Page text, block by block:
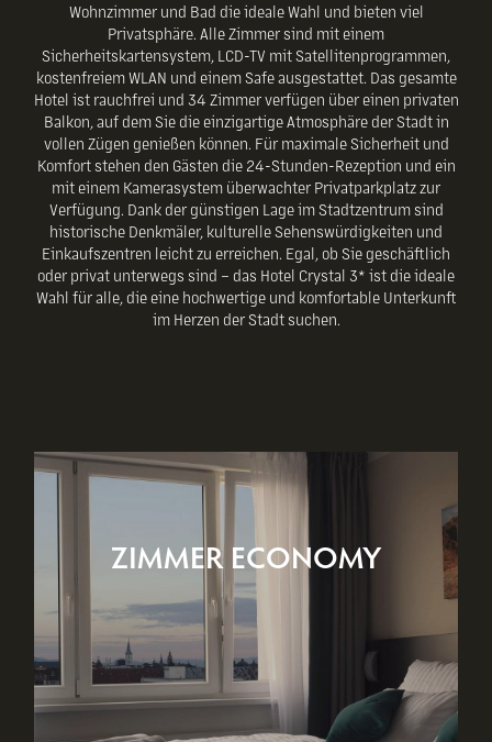
Wohnzimmer und Bad die ideale Wahl und bieten viel
Privatsphäre. Alle Zimmer sind mit einem
Sicherheitskartensystem, LCD-TV mit Satellitenprogrammen,
kostenfreiem WLAN und einem Safe ausgestattet. Das gesamte
Hotel ist rauchfrei und 34 Zimmer verfügen über einen privaten
Balkon, auf dem Sie die einzigartige Atmosphäre der Stadt in
vollen Zügen genießen können. Für maximale Sicherheit und
Komfort stehen den Gästen die 24-Stunden-Rezeption und ein
mit einem Kamerasystem überwachter Privatparkplatz zur
Verfügung. Dank der günstigen Lage im Stadtzentrum sind
historische Denkmäler, kulturelle Sehenswürdigkeiten und
Einkaufszentren leicht zu erreichen. Egal, ob Sie geschäftlich
oder privat unterwegs sind – das Hotel Crystal 3* ist die ideale
Wahl für alle, die eine hochwertige und komfortable Unterkunft
im Herzen der Stadt suchen.
ZIMMER ECONOMY